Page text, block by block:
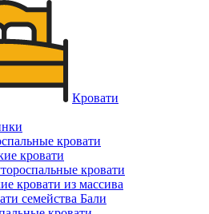
Кровати
кровати
кровати
кровати
кровати из массива
семейства Бали